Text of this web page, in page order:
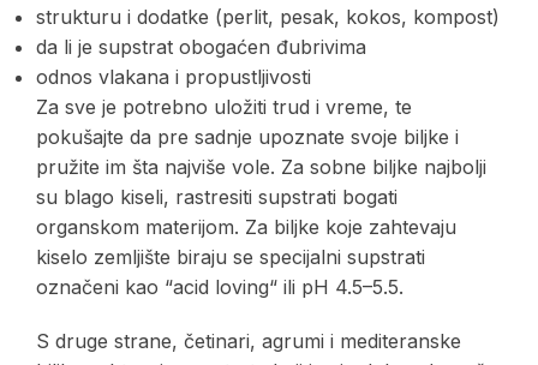
strukturu i dodatke (perlit, pesak, kokos, kompost)
da li je supstrat obogaćen đubrivima
odnos vlakana i propustljivosti
Za sve je potrebno uložiti trud i vreme, te
pokušajte da pre sadnje upoznate svoje biljke i
pružite im šta najviše vole. Za sobne biljke najbolji
su blago kiseli, rastresiti supstrati bogati
organskom materijom. Za biljke koje zahtevaju
kiselo zemljište biraju se specijalni supstrati
označeni kao “acid loving“ ili pH 4.5–5.5.
S druge strane, četinari, agrumi i mediteranske